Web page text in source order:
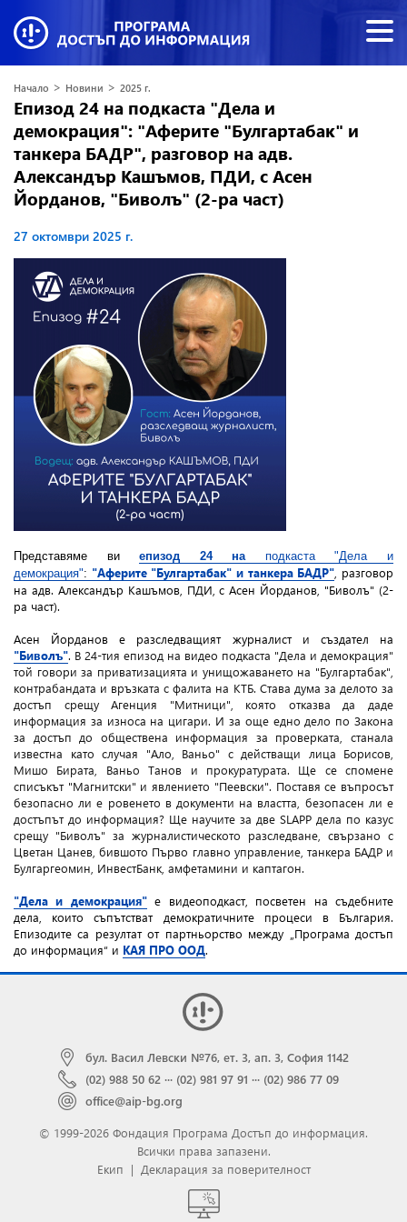
Начало > Новини > 2025 г.
Епизод 24 на подкаста "Дела и
демокрация": "Аферите "Булгартабак" и
танкера БАДР", разговор на адв.
Александър Кашъмов, ПДИ, с Асен
Йорданов, "Биволъ" (2-ра част)
27 октомври 2025 г.
Представяме виепизод 24 на подкаста "Дела и
демокрация": "Аферите "Булгартабак" и танкера БАДР" , разговор
на адв. Александър Кашъмов, ПДИ, с Асен Йорданов, "Биволъ" (2-
ра част).
Асен Йорданов e разследващият журналист и създател на
"Биволъ". В 24-тия епизод на видео подкаста "Дела и демокрация"
той говори за приватизацията и унищожаването на "Булгартабак",
контрабандата и връзката с фалита на КТБ. Става дума за делото за
достъп срещу Агенция "Митници", която отказва да даде
информация за износа на цигари. И за още едно дело по Закона
за достъп до обществена информация за проверката, станала
известна като случая "Ало, Ваньо" с действащи лица Борисов,
Мишо Бирата, Ваньо Танов и прокуратурата. Ще се спомене
списъкът "Магнитски" и явлението "Пеевски". Поставя се въпросът
безопасно ли е ровенето в документи на властта, безопасен ли е
достъпът до информация? Ще научите за две SLAPP дела по казус
срещу "Биволъ" за журналистическото разследване, свързано с
Цветан Цанев, бившото Първо главно управление, танкера БАДР и
Булгаргеомин, ИнвестБанк, амфетамини и каптагон.
"Дела и демокрация"e видеоподкаст, посветен на съдебните
дела, които съпътстват демократичните процеси в България.
Епизодите са резултат от партньорство между „Програма достъп
до информация“ и КАЯ ПРО ООД.
бул. Васил Левски №76, ет. 3, ап. 3, София 1142
(02) 988 50 62 ··· (02) 981 97 91 ··· (02) 986 77 09
office@aip-bg.org
© 1999-2026 Фондация Програма Достъп до информация.
Всички права запазени.
Екип | Декларация за поверителност